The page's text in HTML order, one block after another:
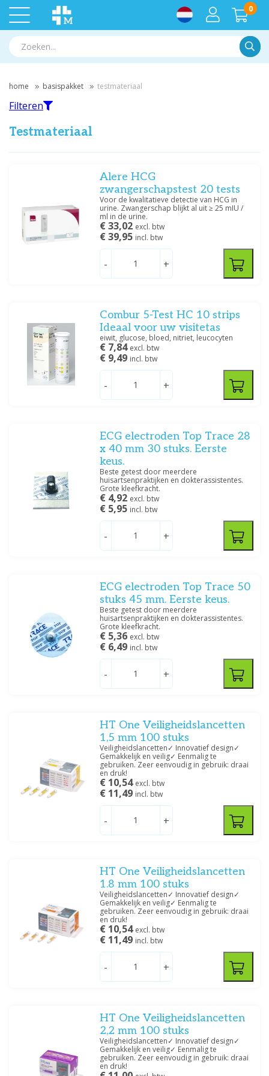
0
home basispakket testmateriaal
Filter op merk
Alere(1)
Ht One (4)
Medische Vakhandel(1)
Grootte
(1)
10 + SG(1)
Eerste keus
Filteren
Testmateriaal
Alere HCG
zwangerschapstest 20 tests
Voor de kwalitatieve detectie van HCG in
urine. Zwangerschap blijkt al uit ≥ 25 mIU /
ml in de urine.
€ 33,02 excl. btw
€ 39,95 incl. btw
- +
Combur 5-Test HC 10 strips
Ideaal voor uw visitetas
eiwit, glucose, bloed, nitriet, leucocyten
€ 7,84 excl. btw
€ 9,49 incl. btw
- +
ECG electroden Top Trace 28
x 40 mm 30 stuks. Eerste
keus.
Beste getest door meerdere
huisartsenpraktijken en dokterassistentes.
Grote kleefkracht.
€ 4,92 excl. btw
€ 5,95 incl. btw
- +
ECG electroden Top Trace 50
stuks 45 mm. Eerste keus.
Beste getest door meerdere
huisartsenpraktijken en dokterassistentes.
Grote kleefkracht.
€ 5,36 excl. btw
€ 6,49 incl. btw
- +
HT One Veiligheidslancetten
1,5 mm 100 stuks
Veiligheidslancetten✓ Innovatief design✓
Gemakkelijk en veilig✓ Eenmalig te
gebruiken. Zeer eenvoudig in gebruik: draai
en druk!
€ 10,54 excl. btw
€ 11,49 incl. btw
- +
HT One Veiligheidslancetten
1.8 mm 100 stuks
Veiligheidslancetten✓ Innovatief design✓
Gemakkelijk en veilig✓ Eenmalig te
gebruiken. Zeer eenvoudig in gebruik: draai
en druk!
€ 10,54 excl. btw
€ 11,49 incl. btw
- +
HT One Veiligheidslancetten
2,2 mm 100 stuks
Veiligheidslancetten✓ Innovatief design✓
Gemakkelijk en veilig✓ Eenmalig te
gebruiken. Zeer eenvoudig in gebruik: draai
en druk!